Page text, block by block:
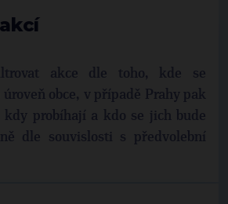
akce dle toho, kde se
úroveň obce, v případě Prahy pak
kdy probíhají a kdo se jich bude
dle souvislosti s předvolební